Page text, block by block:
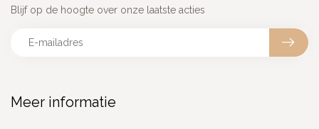
Meer informatie
Blijf op de hoogte over onze laatste acties